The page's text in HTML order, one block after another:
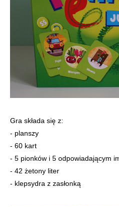
Gra składa się z:
- planszy
- 60 kart
- 5 pionków i 5 odpowiadającym
- 42 żetony liter
- klepsydra z zasłonką